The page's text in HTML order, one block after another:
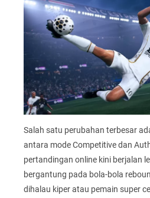
Salah satu perubahan terbesar
antara mode Competitive dan
pertandingan online kini berjalan
bergantung pada bola-bola
dihalau kiper atau pemain super